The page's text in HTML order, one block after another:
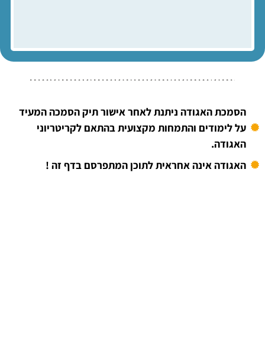
הסמכת האגודה ניתנת לאחר אישור תיק הסמכה המעיד
על לימודים והתמחות מקצועית בהתאם לקריטריוני
האגודה.
האגודה אינה אחראית לתוכן המתפרסם בדף זה !